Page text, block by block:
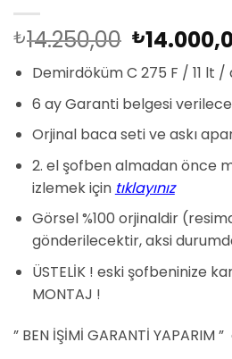
₺14.250,00 Orijinal
fiyat:
₺
Demirdöküm C 275 F / 11 lt /
6 ay Garanti belgesi
Orjinal baca seti ve askı
2. el şofben almadan önce
izlemek için tıklayınız
Görsel %100 orjinaldir
gönderilecektir, aksi
ÜSTELİK ! eski şofbeninize
MONTAJ !
” BEN İŞİMİ GARANTİ